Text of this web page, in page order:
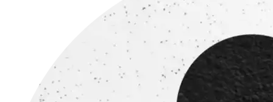
Promouvoir événement